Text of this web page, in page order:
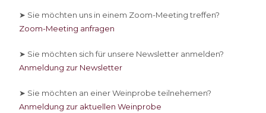
➤ Sie möchten uns in einem Zoom-Meeting treffen?
Zoom-Meeting anfragen
➤ Sie möchten sich für unsere Newsletter anmelden?
Anmeldung zur Newsletter
➤ Sie möchten an einer Weinprobe teilnehemen?
Anmeldung zur aktuellen Weinprobe